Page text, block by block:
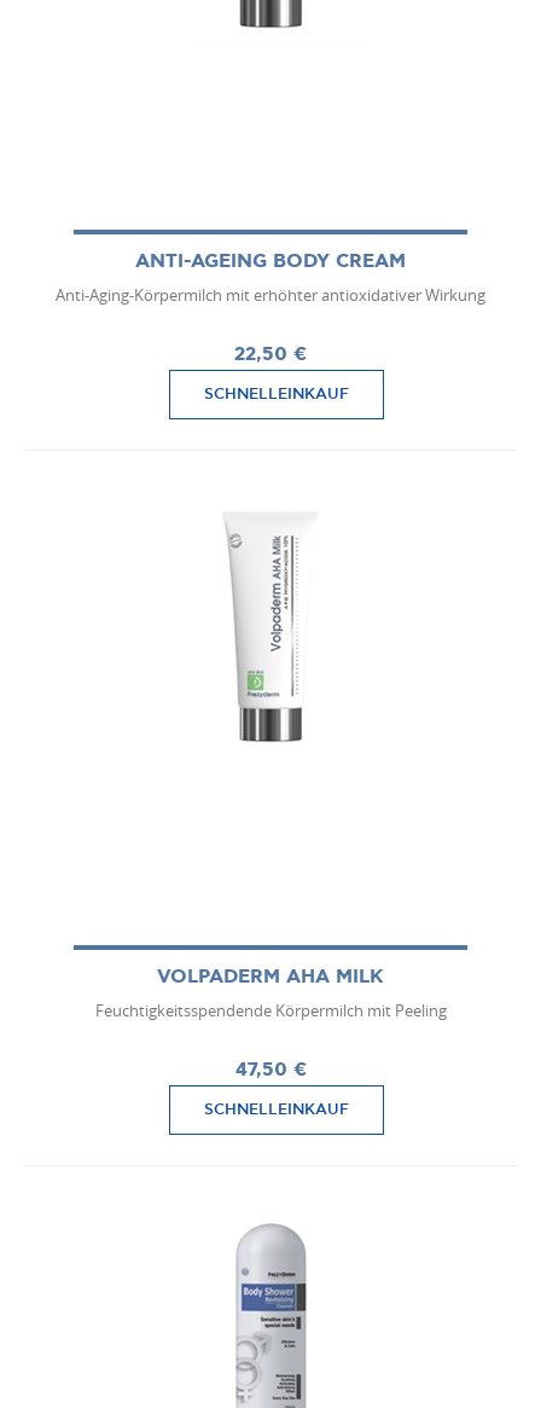
ANTI-AGEING BODY CREAM
Anti-Aging-Körpermilch mit erhöhter antioxidativer Wirkung
22,50 €
SCHNELLEINKAUF
VOLPADERM AHA MILK
Feuchtigkeitsspendende Körpermilch mit Peeling
47,50 €
SCHNELLEINKAUF